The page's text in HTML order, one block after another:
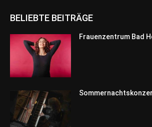
BELIEBTE BEITRÄGE
Frauenzentrum Bad